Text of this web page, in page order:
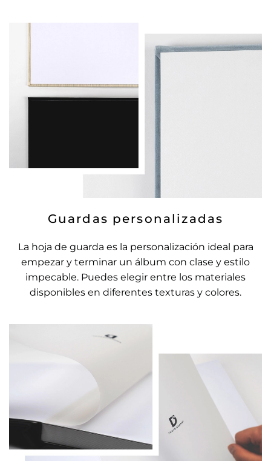
Guardas personalizadas
La hoja de guarda es la personalización ideal para
empezar y terminar un álbum con clase y estilo
impecable. Puedes elegir entre los materiales
disponibles en diferentes texturas y colores.